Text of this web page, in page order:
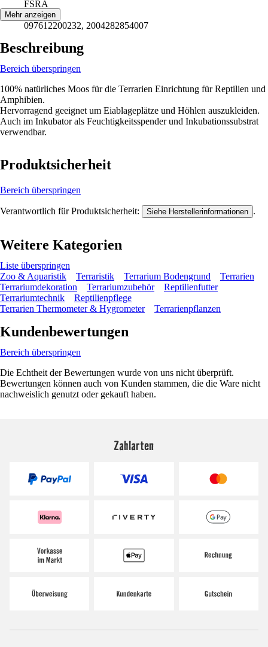
FSRA
EAN
097612200232, 2004282854007
Mehr anzeigen
Beschreibung
Bereich überspringen
100% natürliches Moos für die Terrarien Einrichtung für Reptilien und
Amphibien.
Hervorragend geeignet um Eiablageplätze und Höhlen auszukleiden.
Auch im Inkubator als Feuchtigkeitsspender und Inkubationssubstrat
verwendbar.
Produktsicherheit
Bereich überspringen
Verantwortlich für Produktsicherheit: Siehe Herstellerinformationen .
Weitere Kategorien
Liste überspringen
Zoo & Aquaristik
Terraristik Terrarium Bodengrund
Terrarien
Terrariumdekoration
Terrariumzubehör
Reptilienfutter
Terrariumtechnik
Reptilienpflege
Terrarien Thermometer & Hygrometer
Terrarienpflanzen
Kundenbewertungen
Bereich überspringen
Die Echtheit der Bewertungen wurde von uns nicht überprüft.
Bewertungen können auch von Kunden stammen, die die Ware nicht
nachweislich genutzt oder gekauft haben.
Zahlarten